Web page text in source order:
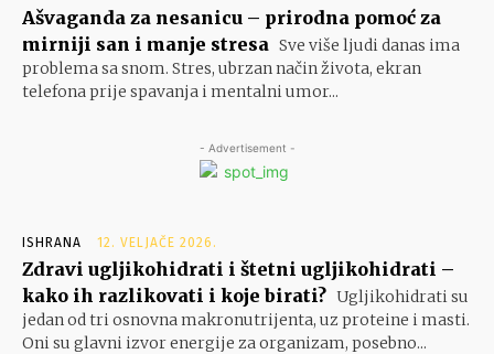
Ašvaganda za nesanicu – prirodna pomoć za
mirniji san i manje stresa Sve više ljudi danas ima
problema sa snom. Stres, ubrzan način života, ekran
telefona prije spavanja i mentalni umor...
- Advertisement -
ISHRANA 12. VELJAČE 2026.
Zdravi ugljikohidrati i štetni ugljikohidrati –
kako ih razlikovati i koje birati? Ugljikohidrati su
jedan od tri osnovna makronutrijenta, uz proteine i masti.
Oni su glavni izvor energije za organizam, posebno...